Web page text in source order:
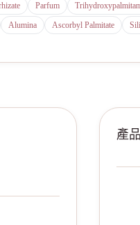
Parfum
Alumina Ascorbyl Palmitate
產